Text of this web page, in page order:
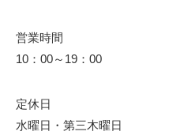
営業時間
10：00～19：00
定休日
水曜日・第三木曜日